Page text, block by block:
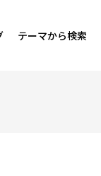
テーマから検索